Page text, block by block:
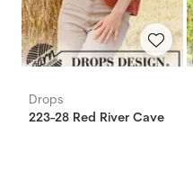
Drops
223-28 Red River Cave